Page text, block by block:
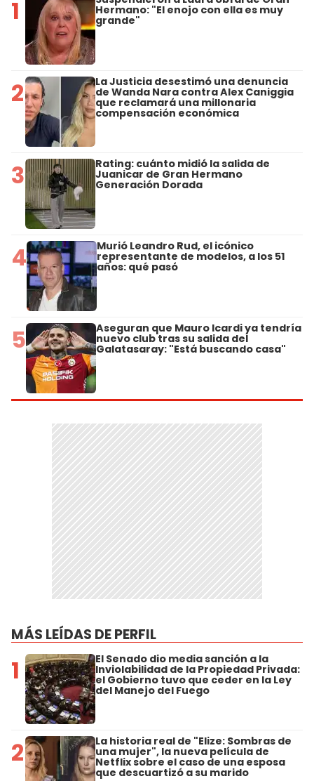
1 Hermano: "El enojo con ella es muy
grande"
2 La Justicia desestimó una denuncia
de Wanda Nara contra Alex Caniggia
que reclamará una millonaria
compensación económica
3 Rating: cuánto midió la salida de
Juanicar de Gran Hermano
Generación Dorada
4 Murió Leandro Rud, el icónico
representante de modelos, a los 51
años: qué pasó
5 Aseguran que Mauro Icardi ya tendría
nuevo club tras su salida del
Galatasaray: "Está buscando casa"
MÁS LEÍDAS DE PERFIL
1 El Senado dio media sanción a la
Inviolabilidad de la Propiedad Privada:
el Gobierno tuvo que ceder en la Ley
del Manejo del Fuego
2 La historia real de "Elize: Sombras de
una mujer", la nueva película de
Netflix sobre el caso de una esposa
que descuartizó a su marido